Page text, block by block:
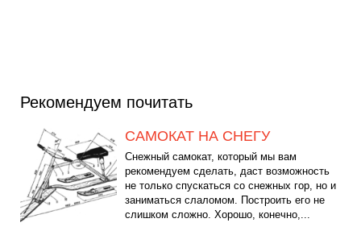
Рекомендуем почитать
САМОКАТ НА СНЕГУ
Снежный самокат, который мы вам
рекомендуем сделать, даст возможность
не только спускаться со снежных гор, но и
заниматься слаломом. Построить его не
слишком сложно. Хорошо, конечно,...